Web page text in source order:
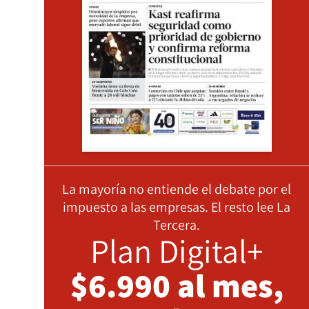
La mayoría no entiende el debate por el
impuesto a las empresas. El resto lee La
Tercera.
Plan Digital+
$6.990 al mes,